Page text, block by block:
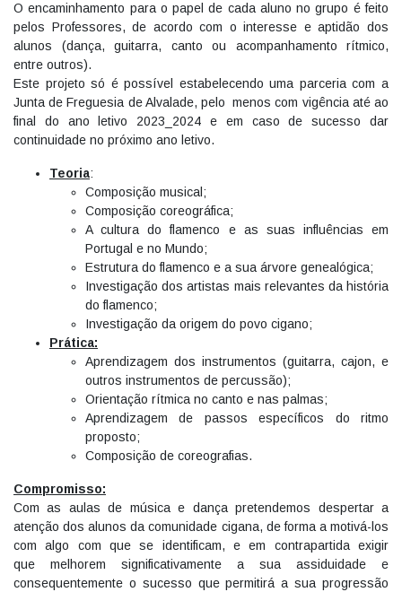
O encaminhamento para o papel de cada aluno no grupo é feito
pelos Professores, de acordo com o interesse e aptidão dos
alunos (dança, guitarra, canto ou acompanhamento rítmico,
entre outros).
Este projeto só é possível estabelecendo uma parceria com a
Junta de Freguesia de Alvalade, pelo menos com vigência até ao
final do ano letivo 2023_2024 e em caso de sucesso dar
continuidade no próximo ano letivo.
Teoria:
Composição musical;
Composição coreográfica;
A cultura do flamenco e as suas influências em
Portugal e no Mundo;
Estrutura do flamenco e a sua árvore genealógica;
Investigação dos artistas mais relevantes da história
do flamenco;
Investigação da origem do povo cigano;
Prática:
Aprendizagem dos instrumentos (guitarra, cajon, e
outros instrumentos de percussão);
Orientação rítmica no canto e nas palmas;
Aprendizagem de passos específicos do ritmo
proposto;
Composição de coreografias.
Compromisso:
Com as aulas de música e dança pretendemos despertar a
atenção dos alunos da comunidade cigana, de forma a motivá-los
com algo com que se identificam, e em contrapartida exigir
que melhorem significativamente a sua assiduidade e
consequentemente o sucesso que permitirá a sua progressão